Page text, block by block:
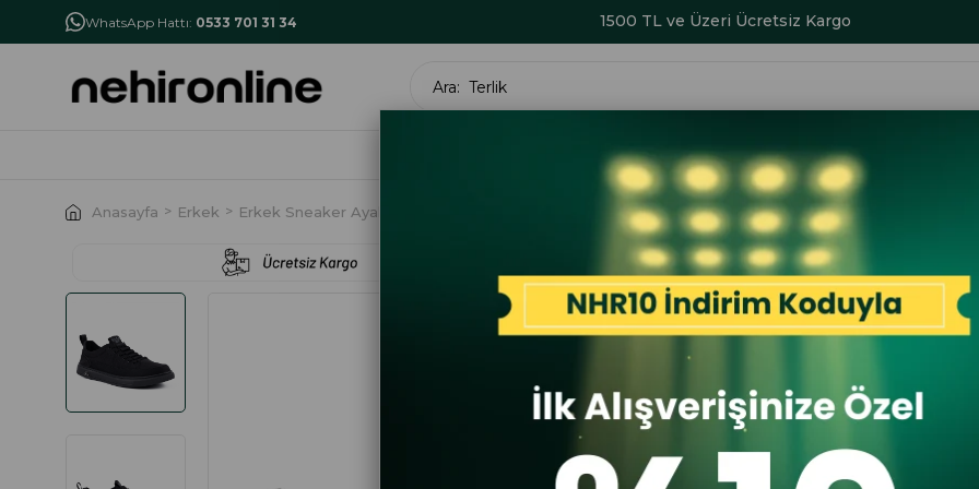
WhatsApp Hattı: 0533 701 31 34
İlk Alışverişe Özel İndirim NHR10 1500 TL ve Üzeri Ücretsiz Kargo
ERKEK ÇOCUK AKSESUAR SERİ SONU
Anasayfa Erkek Erkek Sneaker Ayakkabı Guja 510 2 26YA Erkek Sneaker Günlük Ayakkabı Siyah
Guja
Guja 510
İlk
İlk